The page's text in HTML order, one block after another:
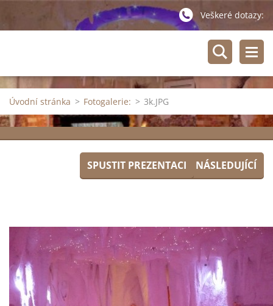
Veškeré dotazy:
Úvodní stránka > Fotogalerie: > 3k.JPG
SPUSTIT PREZENTACI NÁSLEDUJÍCÍ